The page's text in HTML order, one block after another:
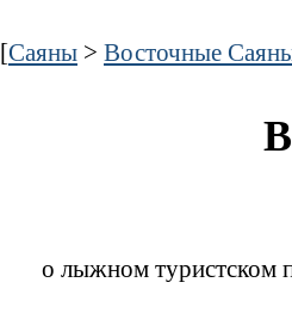
[Саяны > Восточные
о лыжном туристском